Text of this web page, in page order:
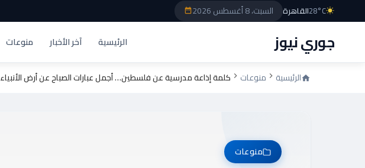
السبت، 8 أغسطس 2026 28°Cالقاهرة
جوري نيوز الرئيسية آخر الأخبار منوعات
الرئيسية منوعات كلمة إذاعة مدرسية عن فلسطين… أجمل عبارات الصباح عن أرض الأنبياء
منوعات